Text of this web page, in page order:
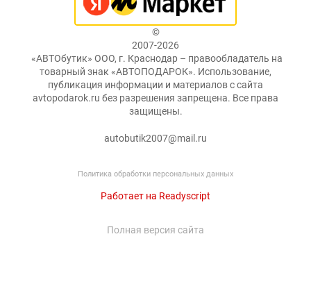
©
2007-2026
«АВТОбутик» ООО, г. Краснодар – правообладатель на
товарный знак «АВТОПОДАРОК». Использование,
публикация информации и материалов с сайта
avtopodarok.ru без разрешения запрещена. Все права
защищены.
autobutik2007@mail.ru
Политика обработки персональных данных
Работает на Readyscript
Полная версия сайта